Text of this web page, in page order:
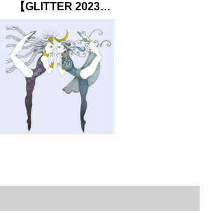
【GLITTER 2023
SUMMER issue】